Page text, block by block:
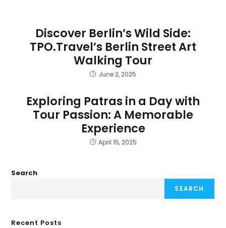
Discover Berlin’s Wild Side:
TPO.Travel’s Berlin Street Art
Walking Tour
June 2, 2025
Exploring Patras in a Day with
Tour Passion: A Memorable
Experience
April 15, 2025
Search
SEARCH
Recent Posts